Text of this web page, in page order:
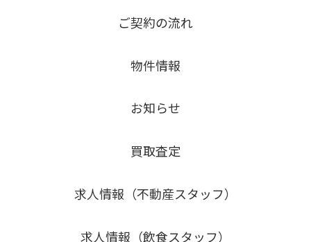
ご契約の流れ
物件情報
お知らせ
買取査定
求人情報（不動産スタッフ）
求人情報（飲食スタッフ）